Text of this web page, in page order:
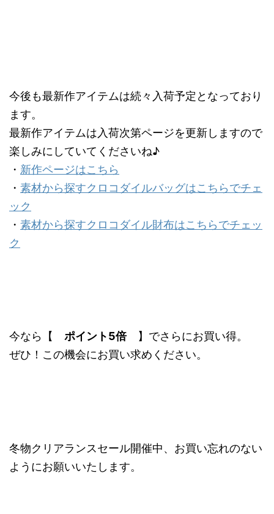
今後も最新作アイテムは続々入荷予定となっており
ます。
最新作アイテムは入荷次第ページを更新しますので
楽しみにしていてくださいね♪
・ 新作ページはこちら
・ 素材から探すクロコダイルバッグはこちらでチェ
ック
・ 素材から探すクロコダイル財布はこちらでチェッ
ク
今なら【 ポイント5倍】でさらにお買い得。
ぜひ！この機会にお買い求めください。
冬物クリアランスセール開催中、お買い忘れのない
ようにお願いいたします。